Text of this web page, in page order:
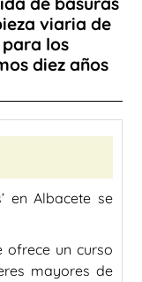
viaria de
los
diez años
en Albacete se
ofrece un curso
mayores de